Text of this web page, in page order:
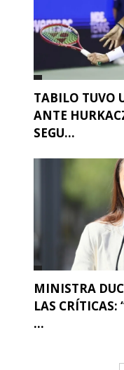
TABILO TUVO
ANTE
SEGU...
MINISTRA
LAS CRÍTICAS:
...